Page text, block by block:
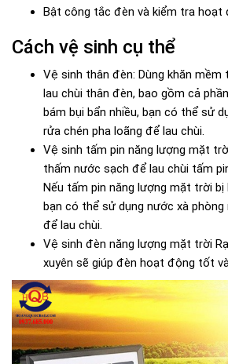
Bật công tắc đèn và kiểm tra hoạt
Cách vệ sinh cụ thể
Vệ sinh thân đèn: Dùng khăn
lau chùi thân đèn, bao gồm cả
bám bụi bẩn nhiều, bạn có thể sử
rửa chén pha loãng để lau chùi.
Vệ sinh tấm pin năng lượng mặt
thấm nước sạch để lau chùi tấm
Nếu tấm pin năng lượng mặt trời bị
bạn có thể sử dụng nước xà phòng
để lau chùi.
Vệ sinh đèn năng lượng mặt trời
xuyên sẽ giúp đèn hoạt động tốt